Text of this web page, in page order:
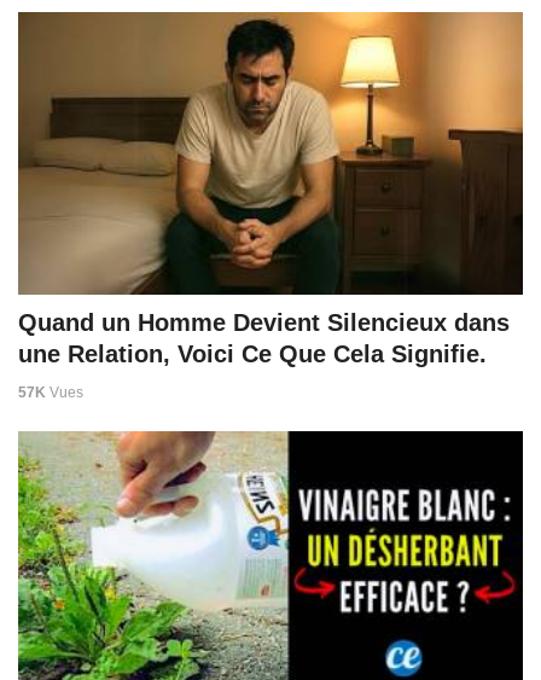
Quand un Homme Devient Silencieux dans
une Relation, Voici Ce Que Cela Signifie.
57K Vues